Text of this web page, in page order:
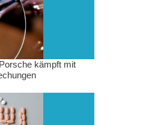
kämpft mit